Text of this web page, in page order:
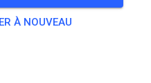
À NOUVEAU